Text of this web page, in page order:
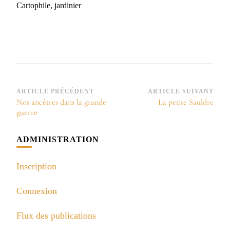
Cartophile, jardinier
Navigation
d’article
ARTICLE PRÉCÉDENT
Nos ancêtres dans la grande
guerre
ARTICLE SUIVANT
La petite Sauldre
ADMINISTRATION
Inscription
Connexion
Flux des publications